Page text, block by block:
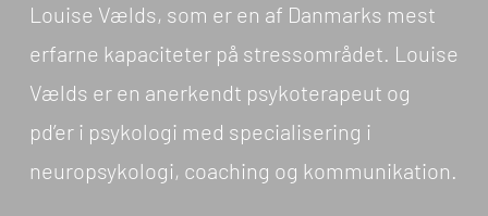
Louise Vælds, som er en af Danmarks mest
erfarne kapaciteter på stressområdet. Louise
Vælds er en anerkendt psykoterapeut og
pd’er i psykologi med specialisering i
neuropsykologi, coaching og kommunikation.